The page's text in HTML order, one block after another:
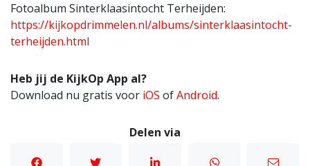
Fotoalbum Sinterklaasintocht Terheijden:
https://kijkopdrimmelen.nl/albums/sinterklaasintocht-
terheijden.html
Heb jij de KijkOp App al?
Download nu gratis voor iOS ofAndroid.
Delen via